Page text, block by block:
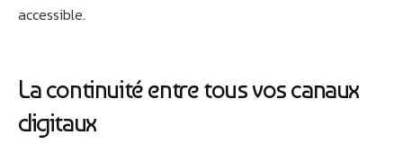
accessible.
La continuité entre tous vos canaux
digitaux